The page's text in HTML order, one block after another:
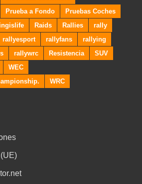
Prueba a Fondo
Pruebas Coches
Raids Rallies
rally
rallyesport rallyfans
rallying
rallywrc Resistencia
SUV
WEC
WRC